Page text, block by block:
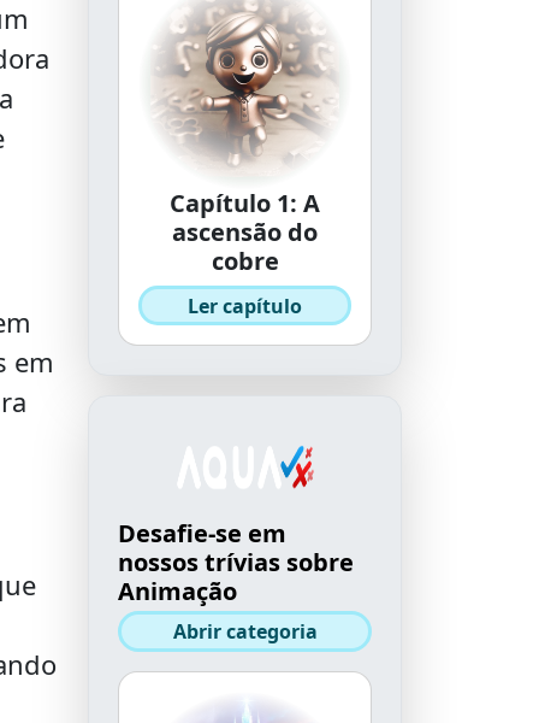
em
Capítulo 1: A
ascensão do
cobre
Ler capítulo
Desafie-se em
nossos trívias sobre
Animação
Abrir categoria